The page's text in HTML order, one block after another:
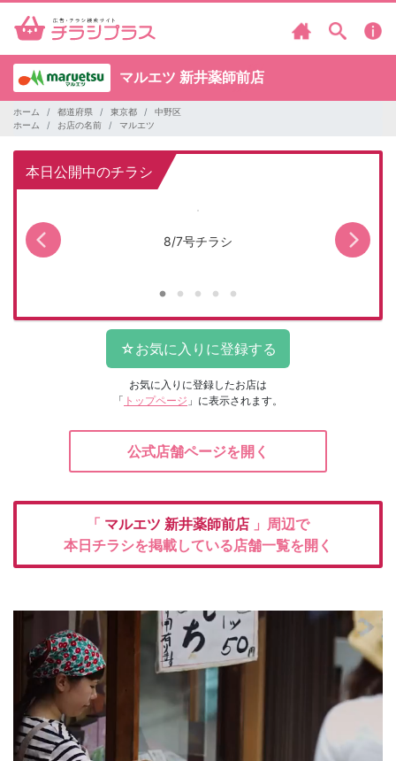
マルエツ 新井薬師前店
ホーム 都道府県 東京都
中野区
ホーム
お店の名前 マルエツ
本日公開中のチラシ
8/7号チラシ
お気に入りに登録したお店は
「 トップページ 」に表示されます。
公式店舗ページを開く
「 マルエツ 新井薬師前店 」周辺で
本日チラシを掲載している店舗一覧を開く